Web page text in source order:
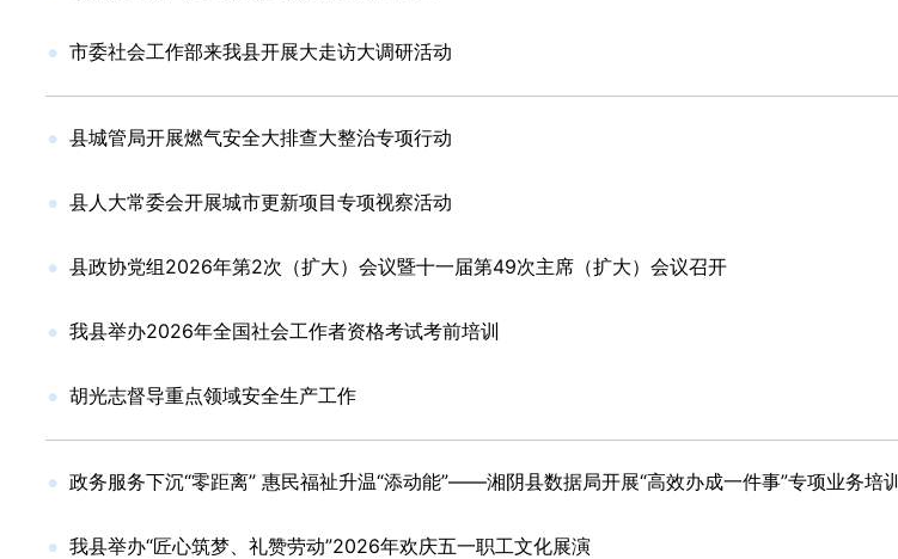
市委社会工作部来我县开展大走访大调研活动
县城管局开展燃气安全大排查大整治专项行动
县人大常委会开展城市更新项目专项视察活动
县政协党组2026年第2次（扩大）会议暨十一届第49次主席（扩大）会议召开
我县举办2026年全国社会工作者资格考试考前培训
胡光志督导重点领域安全生产工作
政务服务下沉“零距离” 惠民福祉升温“添动能”——湘阴县数据局开展“高效办成一件事”专项业务培训
我县举办“匠心筑梦、礼赞劳动”2026年欢庆五一职工文化展演